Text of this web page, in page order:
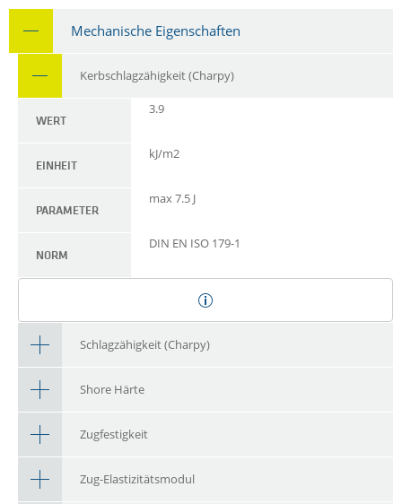
Mechanische Eigenschaften
Kerbschlagzähigkeit (Charpy)
WERT
3.9
EINHEIT
kJ/m2
PARAMETER
max 7.5 J
NORM
DIN EN ISO 179-1
Schlagzähigkeit (Charpy)
Shore Härte
Zugfestigkeit
Zug-Elastizitätsmodul